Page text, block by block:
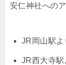
安仁神社への
JR岡山駅よ
JR西大寺駅